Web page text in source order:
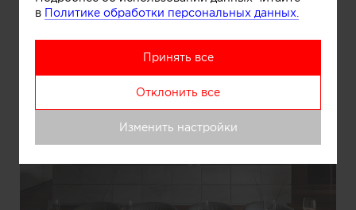
Информация
в Политике обработки персональных данных.
Принять все
Отклонить все
Изменить настройки